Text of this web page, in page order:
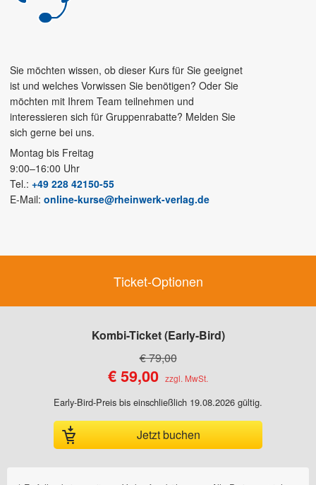
Sie möchten wissen, ob dieser Kurs für Sie geeignet
ist und welches Vorwissen Sie benötigen? Oder Sie
möchten mit Ihrem Team teilnehmen und
interessieren sich für Gruppenrabatte? Melden Sie
sich gerne bei uns.
Montag bis Freitag
9:00–16:00 Uhr
Tel.: +49 228 42150-55
E-Mail: online-kurse@rheinwerk-verlag.de
Ticket-Optionen
Kombi-Ticket
€ 79,00
€ 59,00
Early-Bird-Preis bis einschließlich 19.08.2026 gültig.
Jetzt buchen